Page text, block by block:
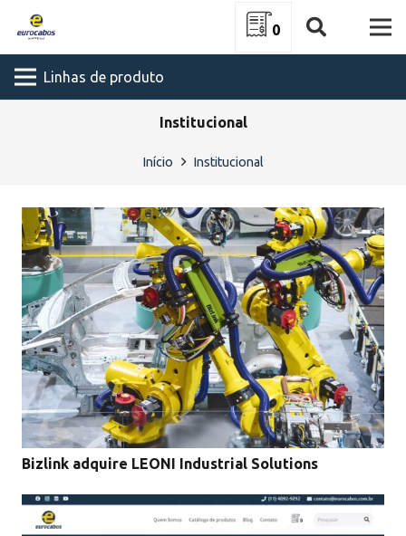
0
Linhas de produto
Institucional
Início Institucional
Bizlink adquire LEONI Industrial Solutions